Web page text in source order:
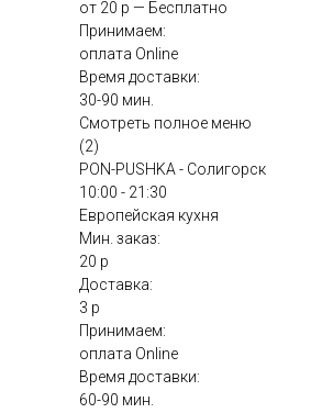
от 20 р — Бесплатно
Принимаем:
оплата Online
Время доставки:
30-90 мин.
Смотреть полное меню
(2)
PON-PUSHKA - Солигорск
10:00 - 21:30
Европейская кухня
Мин. заказ:
20 р
Доставка:
3 р
Принимаем:
оплата Online
Время доставки:
60-90 мин.